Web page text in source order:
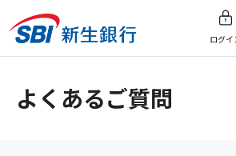
ログイ
よくあるご質問